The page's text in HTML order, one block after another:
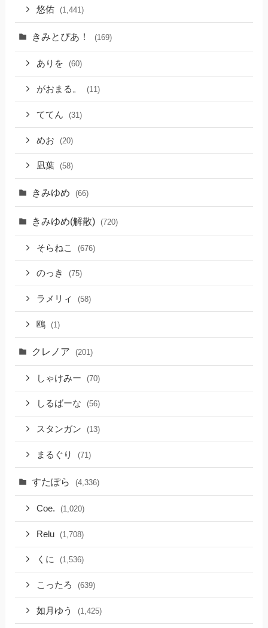
悠佑 (1,441)
きみとぴあ！ (169)
ありを (60)
がおまる。 (11)
ててん (31)
めお (20)
凪葉 (58)
きみゆめ (66)
きみゆめ(解散) (720)
そらねこ (676)
のっき (75)
ラメリィ (58)
鴎 (1)
クレノア (201)
しゃけみー (70)
しるばーな (56)
スタンガン (13)
まるぐり (71)
すたぽら (4,336)
Coe. (1,020)
Relu (1,708)
くに (1,536)
こったろ (639)
如月ゆう (1,425)